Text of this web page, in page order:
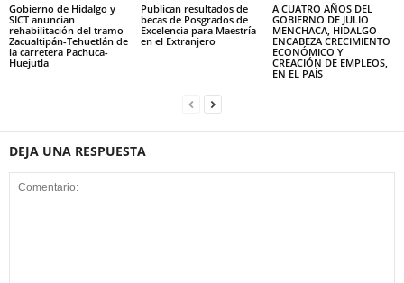
Gobierno de Hidalgo y
SICT anuncian
rehabilitación del tramo
Zacualtipán-Tehuetlán de
la carretera Pachuca-
Huejutla
Publican resultados de
becas de Posgrados de
Excelencia para Maestría
en el Extranjero
A CUATRO AÑOS DEL
GOBIERNO DE JULIO
MENCHACA, HIDALGO
ENCABEZA CRECIMIENTO
ECONÓMICO Y
CREACIÓN DE EMPLEOS,
EN EL PAÍS
DEJA UNA RESPUESTA